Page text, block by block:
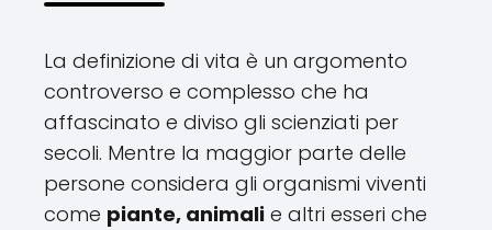
La definizione di vita è un argomento
controverso e complesso che ha
affascinato e diviso gli scienziati per
secoli. Mentre la maggior parte delle
persone considera gli organismi viventi
come piante, animali e altri esseri che